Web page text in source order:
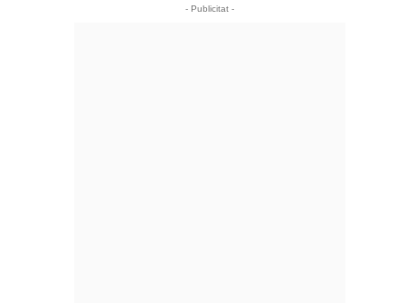
- Publicitat -